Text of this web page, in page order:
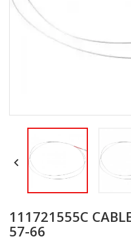

111721555C
57-66